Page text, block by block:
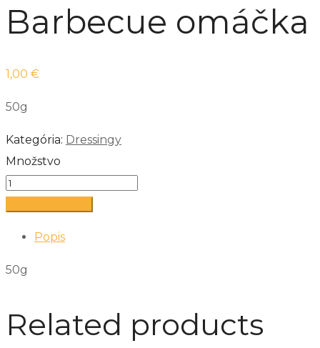
Barbecue omáčka
1,00 €
50g
Kategória: Dressingy
Množstvo
Popis
50g
Related products